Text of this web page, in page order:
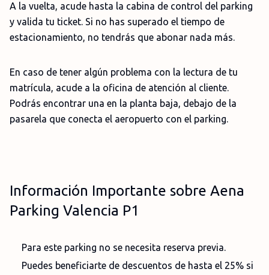
A la vuelta, acude hasta la cabina de control del parking
y valida tu ticket. Si no has superado el tiempo de
estacionamiento, no tendrás que abonar nada más.
En caso de tener algún problema con la lectura de tu
matrícula, acude a la oficina de atención al cliente.
Podrás encontrar una en la planta baja, debajo de la
pasarela que conecta el aeropuerto con el parking.
Información Importante sobre Aena
Parking Valencia P1
Para este parking no se necesita reserva previa.
Puedes beneficiarte de descuentos de hasta el 25% si